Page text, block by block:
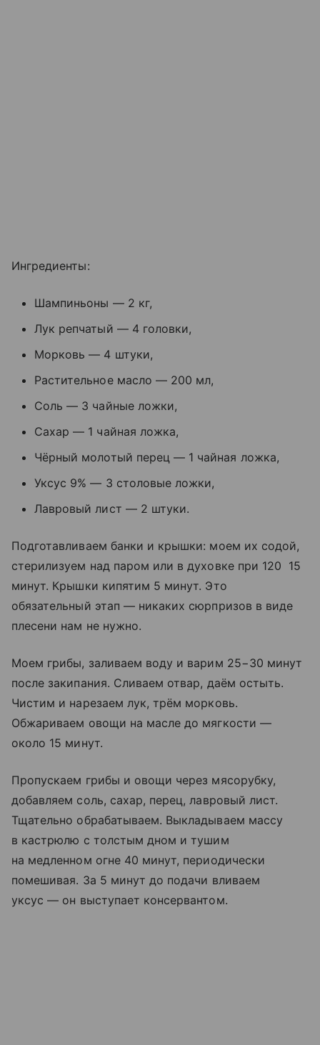
Ингредиенты:
Шампиньоны — 2 кг,
Лук репчатый — 4 головки,
Морковь — 4 штуки,
Растительное масло — 200 мл,
Соль — 3 чайные ложки,
Сахар — 1 чайная ложка,
Чёрный молотый перец — 1 чайная ложка,
Уксус 9% — 3 столовые ложки,
Лавровый лист — 2 штуки.
Подготавливаем банки и крышки: моем их содой,
стерилизуем над паром или в духовке при 120 15
минут. Крышки кипятим 5 минут. Это
обязательный этап — никаких сюрпризов в виде
плесени нам не нужно.
Моем грибы, заливаем воду и варим 25−30 минут
после закипания. Сливаем отвар, даём остыть.
Чистим и нарезаем лук, трём морковь.
Обжариваем овощи на масле до мягкости —
около 15 минут.
Пропускаем грибы и овощи через мясорубку,
добавляем соль, сахар, перец, лавровый лист.
Тщательно обрабатываем. Выкладываем массу
в кастрюлю с толстым дном и тушим
на медленном огне 40 минут, периодически
помешивая. За 5 минут до подачи вливаем
уксус — он выступает консервантом.